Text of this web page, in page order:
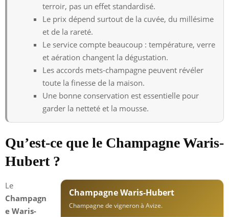
terroir, pas un effet standardisé.
Le prix dépend surtout de la cuvée, du millésime
et de la rareté.
Le service compte beaucoup : température, verre
et aération changent la dégustation.
Les accords mets-champagne peuvent révéler
toute la finesse de la maison.
Une bonne conservation est essentielle pour
garder la netteté et la mousse.
Qu’est-ce que le Champagne Waris-
Hubert ?
Champagne Waris-Hubert
Champagne de vigneron à Avize.
Le
Champagn
e Waris-